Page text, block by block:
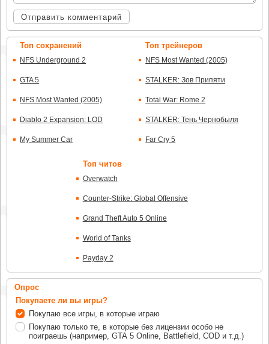
Топ сохранений
NFS Underground 2
GTA 5
NFS Most Wanted (2005)
Diablo 2 Expansion: LOD
My Summer Car
Топ трейнеров
NFS Most Wanted (2005)
STALKER: Зов Припяти
Total War: Rome 2
STALKER: Тень Чернобыля
Far Cry 5
Топ читов
Overwatch
Counter-Strike: Global Offensive
Grand Theft Auto 5 Online
World of Tanks
Payday 2
Отправить комментарий
Опрос
Покупаете ли вы игры?
Покупаю все игры, в которые играю
Покупаю только те, в которые без лицензии особо не
поиграешь (например, GTA 5 Online, Battlefield, COD и т.д.)